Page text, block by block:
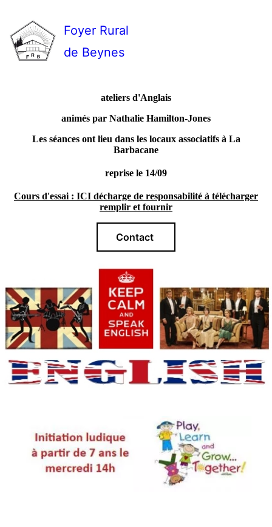
Foyer Rural
de Beynes
ateliers d'Anglais
animés par Nathalie Hamilton-Jones
Les séances ont lieu dans les locaux associatifs à La
Barbacane
reprise le 14/09
Cours d'essai : ICI décharge de responsabilité à télécharger
remplir et fournir
Contact